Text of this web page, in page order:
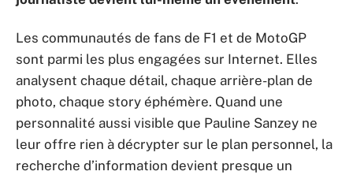
Les communautés de fans de F1 et de MotoGP
sont parmi les plus engagées sur Internet. Elles
analysent chaque détail, chaque arrière-plan de
photo, chaque story éphémère. Quand une
personnalité aussi visible que Pauline Sanzey ne
leur offre rien à décrypter sur le plan personnel, la
recherche d’information devient presque un